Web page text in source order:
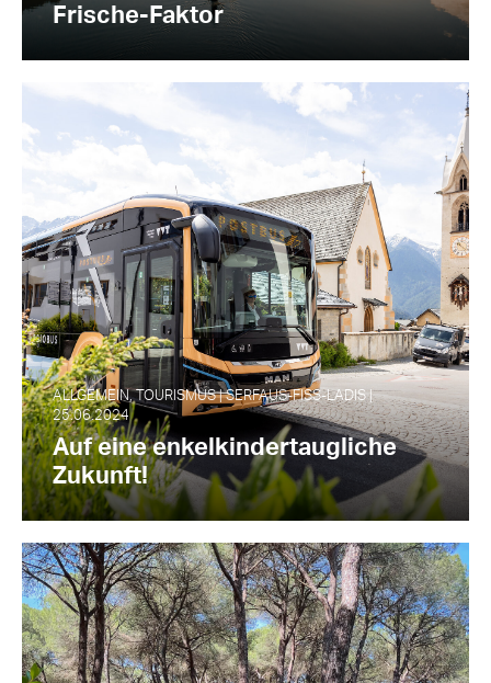
Frische-Faktor
ALLGEMEIN, TOURISMUS | SERFAUS-FISS-LADIS |
25.06.2024
Auf eine enkelkindertaugliche
Zukunft!